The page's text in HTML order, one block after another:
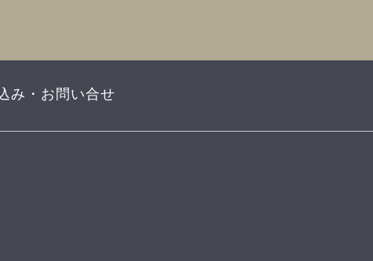
み・お問い合せ